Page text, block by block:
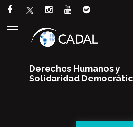
Derechos Humanos y
Solidaridad